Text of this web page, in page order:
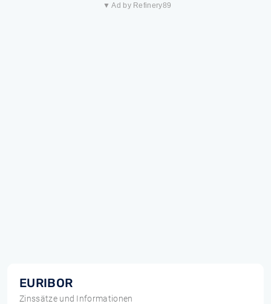
▼ Ad by Refinery89
EURIBOR
Zinssätze und Informationen